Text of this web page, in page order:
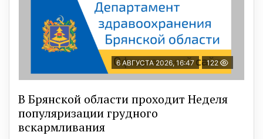
6 АВГУСТА 2026, 16:47 122
В Брянской области проходит Неделя
популяризации грудного
вскармливания